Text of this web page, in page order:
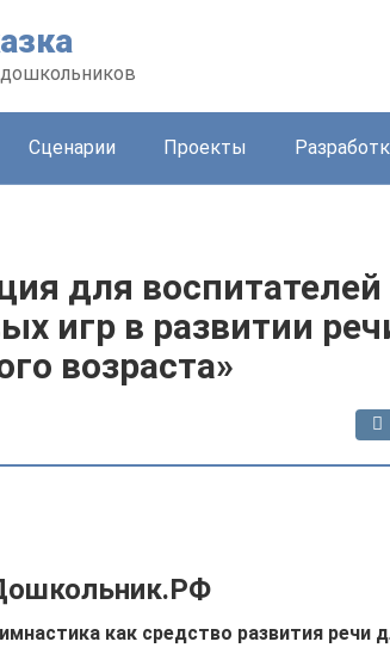
Сценарии Проекты
для
игр в развитии
возраста»
как средство развития речи